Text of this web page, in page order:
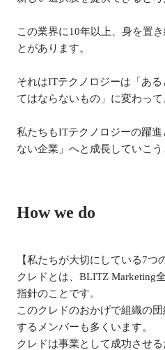
この業界に10年以上、身を置
とがあります。
それはITテクノロジーは「あ
てはならないもの」に変わって
私たちもITテクノロジーの躍
ない企業」へと成長していこう
How we do
【私たちが大切にしている7つ
クレドとは、BLITZ Marketing
指針のことです。
このクレドのおかげで組織の
するメンバーも多くいます。
クレドは事業として成功させ